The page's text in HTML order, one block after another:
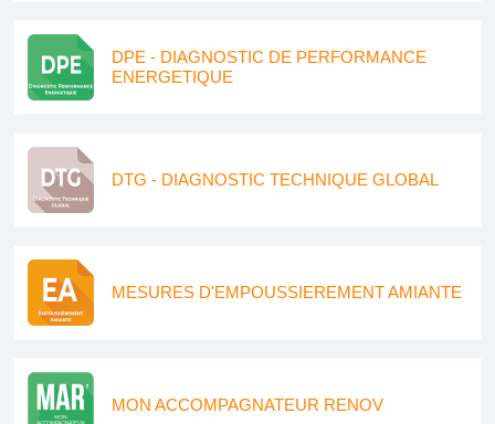
DPE - DIAGNOSTIC DE PERFORMANCE
ENERGETIQUE
DTG - DIAGNOSTIC TECHNIQUE GLOBAL
MESURES D'EMPOUSSIEREMENT AMIANTE
MON ACCOMPAGNATEUR RENOV